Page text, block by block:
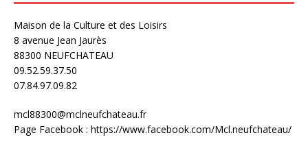
Maison de la Culture et des Loisirs
8 avenue Jean Jaurès
88300 NEUFCHATEAU
09.52.59.37.50
07.84.97.09.82
mcl88300@mclneufchateau.fr
Page Facebook : https://www.facebook.com/Mcl.neufchateau/